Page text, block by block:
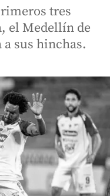
tres
el Medellín de
sus hinchas.